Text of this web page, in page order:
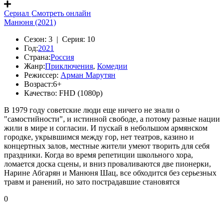
Сериал Смотреть онлайн
Манюня (2021)
Сезон: 3 | Серия: 10
Год:2021
Страна:Россия
Жанр:Приключения, Комедии
Режиссер: Арман Марутян
Возраст:6+
Качество: FHD (1080p)
В 1979 году советские люди еще ничего не знали о
"самостийности", и истинной свободе, а потому разные нации
жили в мире и согласии. И пускай в небольшом армянском
городке, укрывшимся между гор, нет театров, казино и
концертных залов, местные жители умеют творить для себя
праздники. Когда во время репетиции школьного хора,
ломается доска сцены, и вниз проваливаются две пионерки,
Нарине Абгарян и Манюня Шац, все обходится без серьезных
травм и ранений, но зато пострадавшие становятся
0